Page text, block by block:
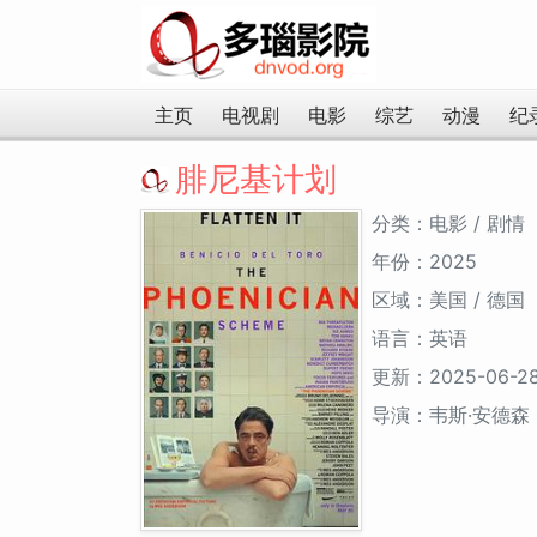
主页 电视剧 电影 综艺 动漫 纪
腓尼基计划
分类：电影 / 剧情
年份：2025
区域：美国 / 德国
语言：英语
更新：2025-06-
导演：韦斯·安德森